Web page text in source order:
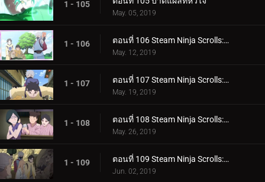
1 - 105
May. 05, 2019
1 - 106 ตอนที่ 106 Steam Ninja Scrolls: ภารกิจระดับ S!
May. 12, 2019
1 - 107 ตอนที่ 107 Steam Ninja Scrolls: สงครามสุนัขและแมว!
May. 19, 2019
1 - 108 ตอนที่ 108 Steam Ninja Scrolls: โรงแรมผีสิง!
May. 26, 2019
1 - 109 ตอนที่ 109 Steam Ninja Scrolls: มันฝรั่งแผ่นทอดและก้อนหินยักษ์!
Jun. 02, 2019